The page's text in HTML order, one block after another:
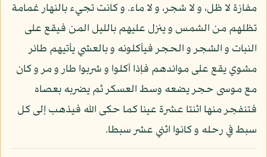
مفازة لا ظل، و لا شجر، و لا ماء. و كانت تجيء بالنهار غمامة
تظلهم من الشمس و ينزل عليهم بالليل المن فيقع على
النبات و الشجر و الحجر فيأكلونه و بالعشي يأتيهم طائر
مشوي يقع على موائدهم فإذا أكلوا و شربوا طار و مر و كان
مع موسى حجر يضعه وسط العسكر ثم يضربه بعصاه
فتنفجر منها اثنتا عشرة عينا كما حكى الله فيذهب إلى كل
سبط في رحله و كانوا اثني عشر سبطا.